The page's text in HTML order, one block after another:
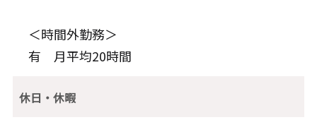
＜時間外勤務＞
有 月平均20時間
休日・休暇